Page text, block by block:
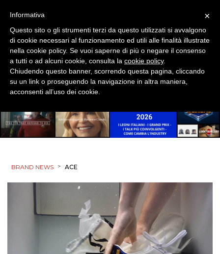
BRAND NEWS > ACE
×
Informativa
Questo sito o gli strumenti terzi da questo utilizzati si avvalgono
di cookie necessari al funzionamento ed utili alle finalità illustrate
nella cookie policy. Se vuoi saperne di più o negare il consenso
a tutti o ad alcuni cookie, consulta la cookie policy.
Chiudendo questo banner, scorrendo questa pagina, cliccando
su un link o proseguendo la navigazione in altra maniera,
acconsenti all’uso dei cookie.